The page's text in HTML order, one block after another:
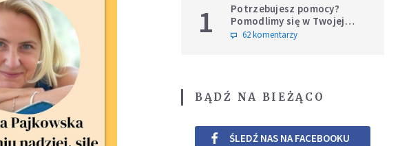
1
Potrzebujesz pomocy?
Pomodlimy się w Twojej
intencji
62 komentarzy
BĄDŹ NA BIEŻĄCO
ŚLEDŹ NAS NA FACEBOOKU